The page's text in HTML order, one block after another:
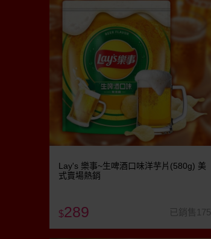
Lay's 樂事~生啤酒口味洋芋片(580g) 美
式賣場熱銷
$289 已銷售175